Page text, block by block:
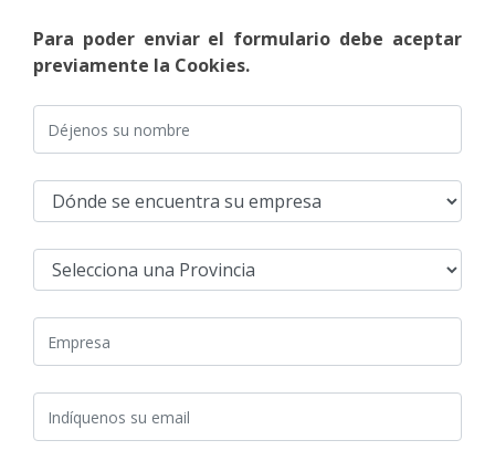
Para poder enviar el formulario debe aceptar
previamente la Cookies.